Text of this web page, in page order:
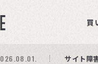
買
期間限定
商品ペー
サイト障